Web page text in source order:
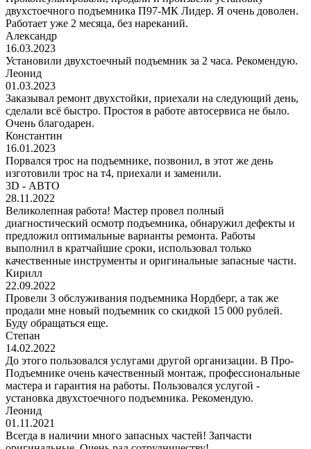
двухстоечного подъемника П97-МК Лидер. Я очень доволен.
Работает уже 2 месяца, без нареканий.
Александр
16.03.2023
Установили двухстоечный подъемник за 2 часа. Рекомендую.
Леонид
01.03.2023
Заказывал ремонт двухстойки, приехали на следующий день,
сделали всё быстро. Простоя в работе автосервиса не было.
Очень благодарен.
Константин
16.01.2023
Порвался трос на подъемнике, позвонил, в этот же день
изготовили трос на т4, приехали и заменили.
3D - АВТО
28.11.2022
Великолепная работа! Мастер провел полный
диагностический осмотр подъемника, обнаружил дефекты и
предложил оптимальные варианты ремонта. Работы
выполнил в кратчайшие сроки, использовал только
качественные инструменты и оригинальные запасные части.
Кирилл
22.09.2022
Провели 3 обслуживания подъемника Нордберг, а так же
продали мне новый подъемник со скидкой 15 000 рублей.
Буду обращаться еще.
Степан
14.02.2022
До этого пользовался услугами другой организации. В Про-
Подъемнике очень качественный монтаж, профессиональные
мастера и гарантия на работы. Пользовался услугой -
установка двухстоечного подъемника. Рекомендую.
Леонид
01.11.2021
Всегда в наличии много запасных частей! Запчасти